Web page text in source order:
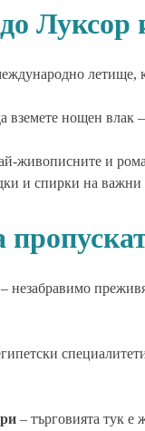
летище,
вземете нощен влак
живописните и
и спирки на важни
– незабравимо
– търговията тук